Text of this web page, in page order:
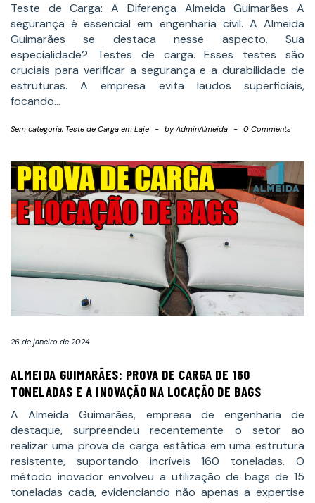
Teste de Carga: A Diferença Almeida Guimarães A
segurança é essencial em engenharia civil. A Almeida
Guimarães se destaca nesse aspecto. Sua
especialidade? Testes de carga. Esses testes são
cruciais para verificar a segurança e a durabilidade de
estruturas. A empresa evita laudos superficiais,
focando…
Sem categoria, Teste de Carga em Laje - byAdminAlmeida - 0 Comments
26 de janeiro de 2024
ALMEIDA GUIMARÃES: PROVA DE CARGA DE 160
TONELADAS E A INOVAÇÃO NA LOCAÇÃO DE BAGS
A Almeida Guimarães, empresa de engenharia de
destaque, surpreendeu recentemente o setor ao
realizar uma prova de carga estática em uma estrutura
resistente, suportando incríveis 160 toneladas. O
método inovador envolveu a utilização de bags de 15
toneladas cada, evidenciando não apenas a expertise